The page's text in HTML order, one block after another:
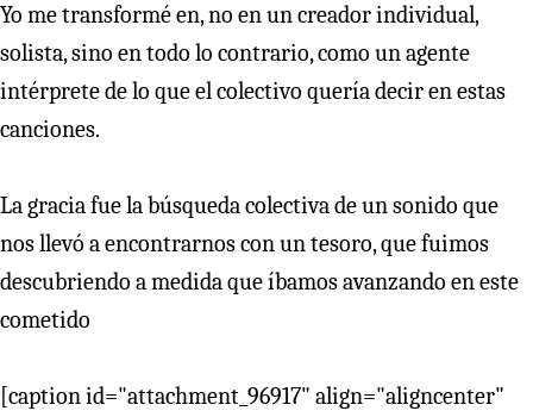
Yo me transformé en, no en un creador individual,
solista, sino en todo lo contrario, como un agente
intérprete de lo que el colectivo quería decir en estas
canciones.
La gracia fue la búsqueda colectiva de un sonido que
nos llevó a encontrarnos con un tesoro, que fuimos
descubriendo a medida que íbamos avanzando en este
cometido
[caption id="attachment_96917" align="aligncenter"